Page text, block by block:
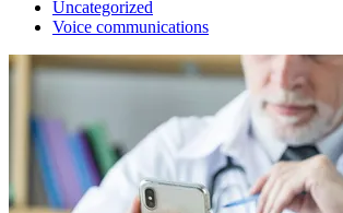
Uncategorized
Voice communications